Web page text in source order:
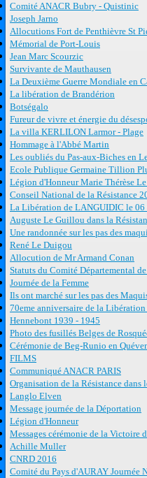
Comité ANACR Bubry - Quistinic
Joseph Jarno
Allocutions Fort de Penthièvre St
Mémorial de Port-Louis
Jean Marc Scourzic
Survivante de Mauthausen
La Deuxième Guerre Mondiale en
La libération de Brandérion
Botségalo
Fureur de vivre et énergie du
La villa KERLILON Larmor - Plage
Hommage à l'Abbé Martin
Les oubliés du Pas-aux-Biches en
Ecole Publique Germaine Tillion
Légion d'Honneur Marie Thérèse
Conseil National de la Résistance
La Libération de LANGUIDIC le 06
Auguste Le Guillou dans la
Une randonnée sur les pas des
René Le Duigou
Allocution de Mr Armand Conan
Statuts du Comité Départemental
Journée de la Femme
Ils ont marché sur les pas des
70eme anniversaire de la
Hennebont 1939 - 1945
Photo des fusillés Belges de
Cérémonie de Beg-Runio en
FILMS
Communiqué ANACR PARIS
Organisation de la Résistance dans
Langlo Elven
Message journée de la Déportation
Légion d'Honneur
Messages cérémonie de la Victoire
Achille Muller
CNRD 2016
Comité du Pays d'AURAY Journée